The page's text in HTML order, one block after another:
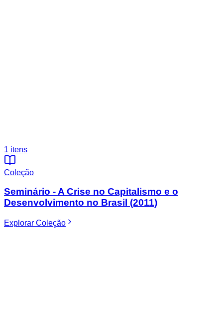
1 itens
Coleção
Seminário - A Crise no Capitalismo e o
Desenvolvimento no Brasil (2011)
Explorar Coleção